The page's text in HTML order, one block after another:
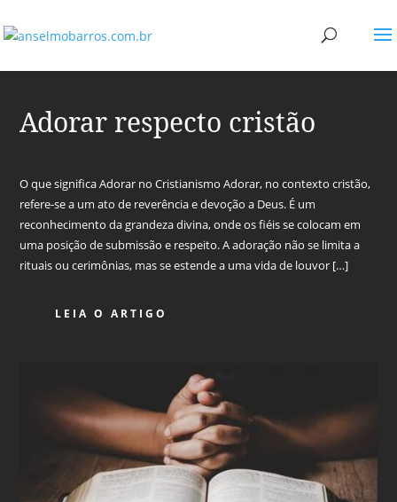
Adorar respecto cristão
O que significa Adorar no Cristianismo Adorar, no contexto cristão,
refere-se a um ato de reverência e devoção a Deus. É um
reconhecimento da grandeza divina, onde os fiéis se colocam em
uma posição de submissão e respeito. A adoração não se limita a
rituais ou cerimônias, mas se estende a uma vida de louvor […]
LEIA O ARTIGO